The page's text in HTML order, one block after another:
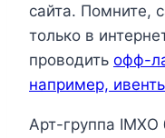
сайта. Помните,
только в
проводить офф-
например,
Арт-группа IМХО